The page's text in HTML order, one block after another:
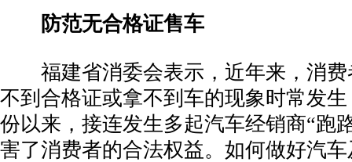
防范无合格证售车
福建省消委会表示，近年来，消费
不到合格证或拿不到车的现象时常发
份以来，接连发生多起汽车经销商“跑
害了消费者的合法权益。如何做好汽